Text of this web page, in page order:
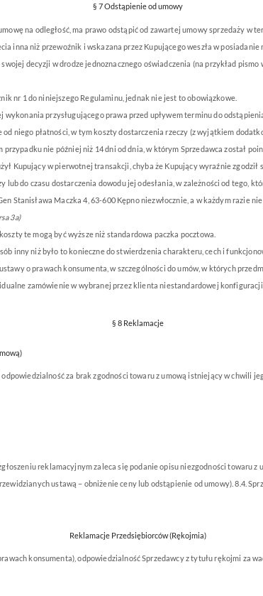
§ 7 Odstąpienie od umowy
na odległość, ma prawo odstąpić od zawartej umowy sprzedaży
inna niż przewoźnik i wskazana przez Kupującego weszła w posiadanie
decyzji w drodze jednoznacznego oświadczenia (na przykład
nr 1 do niniejszego Regulaminu, jednak nie jest to obowiązkowe.
przysługującego prawa przed upływem terminu do
od niego płatności, w tym kosztydostarczenia rzeczy (z wyjątkiem
przypadku nie później niż 14 dni od dnia, w którym Sprzedawca został
Kupujący w pierwotnej transakcji, chyba że Kupujący wyraźnie
do czasu dostarczenia dowodu jej odesłania, w zależności od tego,
Stanisława Maczka 4, 63-600 Kępno niezwłocznie, a w każdym razie
3a)
te mogą być wyższe niż standardowa paczka pocztowa.
inny niż było to konieczne do stwierdzenia charakteru, cech i
o prawach konsumenta, w szczególności do umów, w których
zamówienie w wybranej przez klienta niestandardowej
§ 8 Reklamacje
za brak zgodności towaru z umową istniejący w chwili
reklamacyjnym zaleca się podanie opisu niezgodności towaru
ustawą – obniżenie ceny lub odstąpienie od umowy). 8.4.
Reklamacje Przedsiębiorców (Rękojmia)
konsumenta), odpowiedzialność Sprzedawcy z tytułu rękojmi za